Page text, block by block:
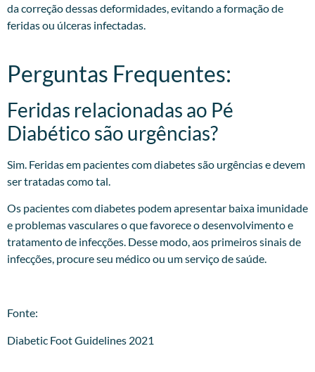
da correção dessas deformidades, evitando a formação de
feridas ou úlceras infectadas.
Perguntas Frequentes:
Feridas relacionadas ao Pé
Diabético são urgências?
Sim. Feridas em pacientes com diabetes são urgências e devem
ser tratadas como tal.
Os pacientes com diabetes podem apresentar baixa imunidade
e problemas vasculares o que favorece o desenvolvimento e
tratamento de infecções. Desse modo, aos primeiros sinais de
infecções, procure seu médico ou um serviço de saúde.
Fonte:
Diabetic Foot Guidelines 2021